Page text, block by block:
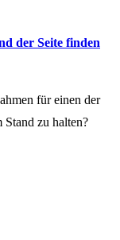
der Seite finden
für einen der
zu halten?